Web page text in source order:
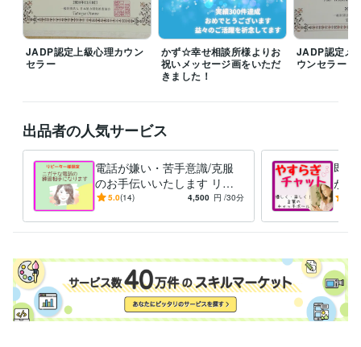
⭕チャットとビデオチャットは、購入する前に必ず一度メッセージを送
ってくださいませ。開始時間・お値段など相談いたしましょう。ご相談
無く購入されると対応できない場合がございます。ご了承ください⭕
あなたとの素敵な出会いを　楽しみにしております♡
カスタマーサポート・カスタマーサクセス / カスタマーサポート・ヘ
ルプデスク
経験年数 : 10年
物流・購買 / 商品・在庫管理 経験年数 : 10年
ライフスタイル・その他 / 講師・インストラクター 経験年数 : 1年
ライフスタイル・その他 / アドバイザー 経験年数 : 4年
電話相談サービス初出品（2/21 ） レギュラーランク認定 (2/22) チ
ンク認定(4/1) ゴールドランク認定(5/1) プラチナランクの販売総
額　達成/初出品より70日目(5/2) プラチナランク認定(6/1) 皆様のお
かげです( ;∀;) 販売実績 100件 達成（6/19） 販売実績 150件 達成
（8/14) 販売実績 200件 達成（10/11) 販売実績 250件 達成（1/2
JADP認定上級心理カウン
セラー
かず☆幸せ相談所様よりお
祝いメッセージ画をいただ
きました！
JADP認定メ
ウンセラー
出品者の人気サービス
電話が嫌い・苦手意識/克服
のお手伝いいたします リピ
ーター様専用です♥練習のお
5.0(14) 4,500 円 /30分
即レ
がお
お悩